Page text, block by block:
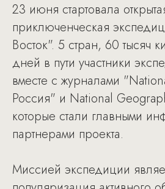
23 июня стартовала
приключенческая
Восток". 5 стран, 60 тысяч
дней в пути участники
вместе с журналами
Россия" и National
которые стали главными
партнерами проекта.
Миссией экспедиции